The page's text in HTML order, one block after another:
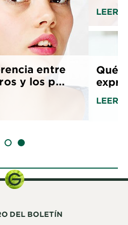
entre
y los p...
LEER
Qué
LEER
SLIDE 1SLIDE 2
DEL BOLETÍN